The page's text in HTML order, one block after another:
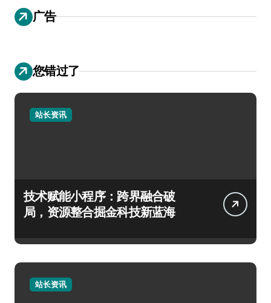
广告
您错过了
站长资讯
技术赋能小程序：跨界融合破
局，资源整合掘金科技新蓝海
站长资讯